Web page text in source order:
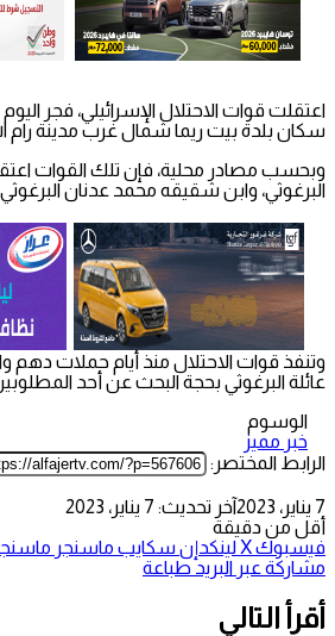
اعتقلت قوات الاحتلال الإسرائيلي، فجر
سكان بلدة بيت ريما شمال غرب مدينة رام
وبحسب مصادر محلية، فإن تلك القوات
البرغوثي، وابن شقيقه محمد عدنان
وتنفذ قوات الاحتلال منذ أيام حملات دهم
عائلة البرغوثي بحجة البحث عن أحد
الوسوم
خبر مميز
الرابط المختصر:
7 يناير، 2023
آخر تحديث: 7 يناير، 2023
أقل من دقيقة
فيسبوك‫Xلينكدإن سكايب ماسنجر
مشاركة عبر البريد طباعة
أقرأ التالي